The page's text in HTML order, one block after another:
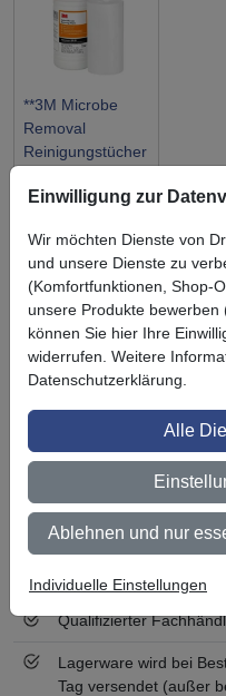
**3M Microbe
Removal
Reinigungstücher
Symbol
Vorteil
Ihre Vorteile bei uns
3M BestPartner
Preisschutz für unsere
Persönliche Beratung
Ab 300 €
Deutschland)
Zertifiziert nach ISO
Qualifizierter
Lagerware wird bei
Tag versendet (außer
Einwilligung zur
Wir möchten Dienste von
und unsere Dienste zu
(Komfortfunktionen, Shop-
unsere Produkte
können Sie hier Ihre
widerrufen. Weitere
Datenschutzerklärung.
Alle
Ablehnen und nur
Individuelle Einstellungen